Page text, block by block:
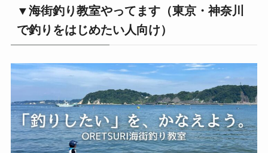
▼海街釣り教室やってます（東京・神奈川
で釣りをはじめたい人向け）